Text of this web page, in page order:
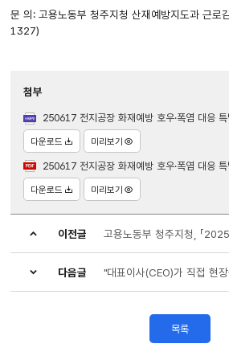
문 의: 고용노동부 청주지청 산재예방지도과 근
1327)
첨부
250617 전지공장 화재예방 호우·폭염 대응 특별 현장점검의 날
다운로드 미리보기
250617 전지공장 화재예방 호우·폭염 대응 특별 현장점검의 날
다운로드 미리보기
이전글
다음글
목록